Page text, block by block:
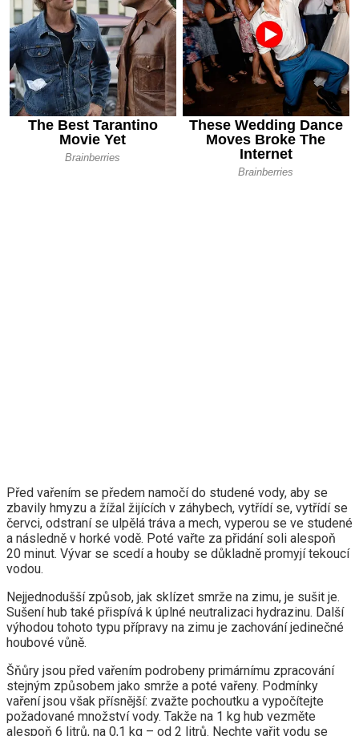
Před vařením se předem namočí do studené vody, aby se
zbavily hmyzu a žížal žijících v záhybech, vytřídí se, vytřídí se
červci, odstraní se ulpělá tráva a mech, vyperou se ve studené
a následně v horké vodě. Poté vařte za přidání soli alespoň
20 minut. Vývar se scedí a houby se důkladně promyjí tekoucí
vodou.
Nejjednodušší způsob, jak sklízet smrže na zimu, je sušit je.
Sušení hub také přispívá k úplné neutralizaci hydrazinu. Další
výhodou tohoto typu přípravy na zimu je zachování jedinečné
houbové vůně.
Šňůry jsou před vařením podrobeny primárnímu zpracování
stejným způsobem jako smrže a poté vařeny. Podmínky
vaření jsou však přísnější: zvažte pochoutku a vypočítejte
požadované množství vody. Takže na 1 kg hub vezměte
alespoň 6 litrů, na 0,1 kg – od 2 litrů. Nechte vařit vodu se